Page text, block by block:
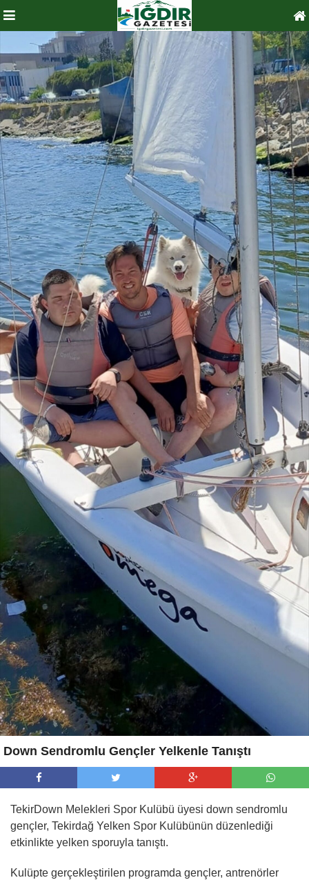
Down Sendromlu Gençler Yelkenle Tanıştı
TekirDown Melekleri Spor Kulübü üyesi down sendromlu
gençler, Tekirdağ Yelken Spor Kulübünün düzenlediği
etkinlikte yelken sporuyla tanıştı.
Kulüpte gerçekleştirilen programda gençler, antrenörler